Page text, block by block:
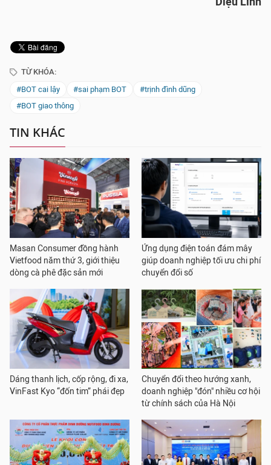
TỪ KHÓA:
#BOT cai lậy
#sai phạm BOT
#trịnh đình dũng
#BOT giao thông
TIN KHÁC
Masan Consumer đồng hành
Vietfood năm thứ 3, giới thiệu
dòng cà phê đặc sản mới
Ứng dụng điện toán đám mây
giúp doanh nghiệp tối ưu chi phí
chuyển đổi số
Dáng thanh lịch, cốp rộng, đi xa,
VinFast Kyo “đốn tim” phái đẹp
Chuyển đổi theo hướng xanh,
doanh nghiệp "đón" nhiều cơ hội
từ chính sách của Hà Nội